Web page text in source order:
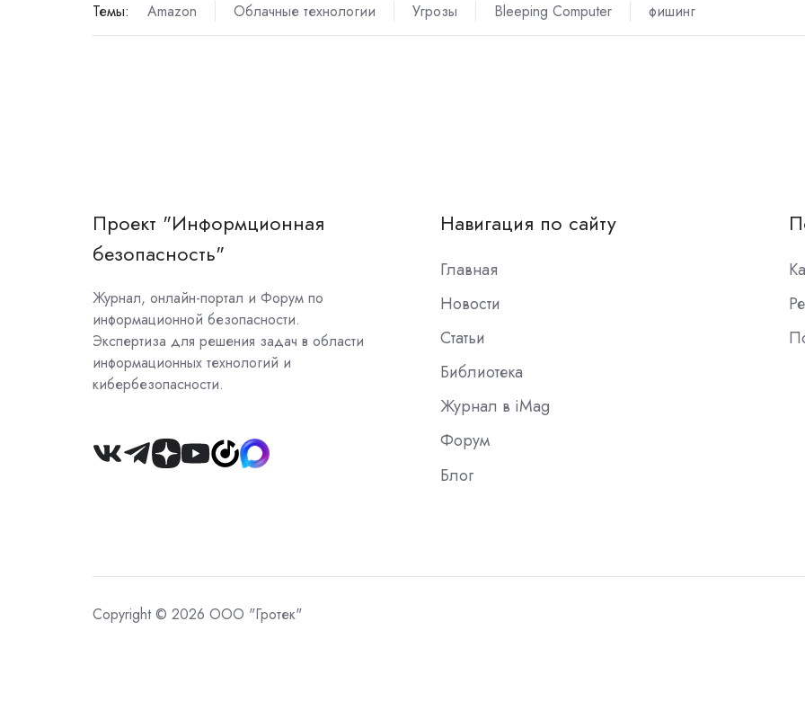
Темы: Amazon Облачные технологии Угрозы Bleeping Computer фишинг
Проект "Информционная
безопасность"
Журнал, онлайн-портал и Форум по
информационной безопасности.
Экспертиза для решения задач в области
информационных технологий и
кибербезопасности.
Join
Навигация по сайту
Главная
Новости
Статьи
Библиотека
Журнал в iMag
Форум
Блог
Copyright © 2026 ООО "Гротек"